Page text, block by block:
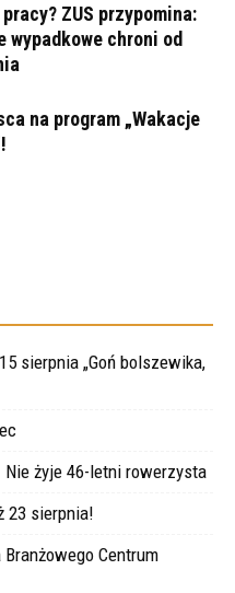
ZUS przypomina:
wypadkowe chroni od
na program „Wakacje
sierpnia „Goń bolszewika,
żyje 46-letni rowerzysta
23 sierpnia!
Centrum